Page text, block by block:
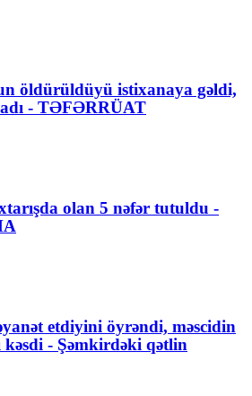
öldürüldüyü istixanaya gəldi,
- TƏFƏRRÜAT
olan 5 nəfər tutuldu -
etdiyini öyrəndi, məscidin
kəsdi - Şəmkirdəki qətlin